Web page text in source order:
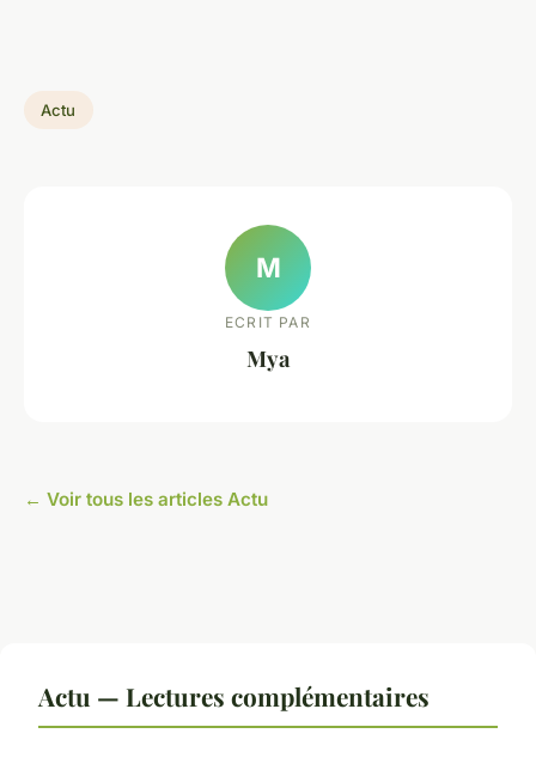
Actu
M
ECRIT PAR
Mya
← Voir tous les articles Actu
Actu — Lectures complémentaires